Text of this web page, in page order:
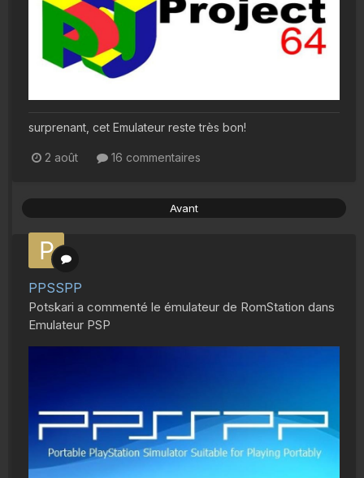
surprenant, cet Emulateur reste très bon!
2 août 16 commentaires
Avant
PPSSPP
Potskari a commenté le émulateur de RomStation dans
Emulateur PSP